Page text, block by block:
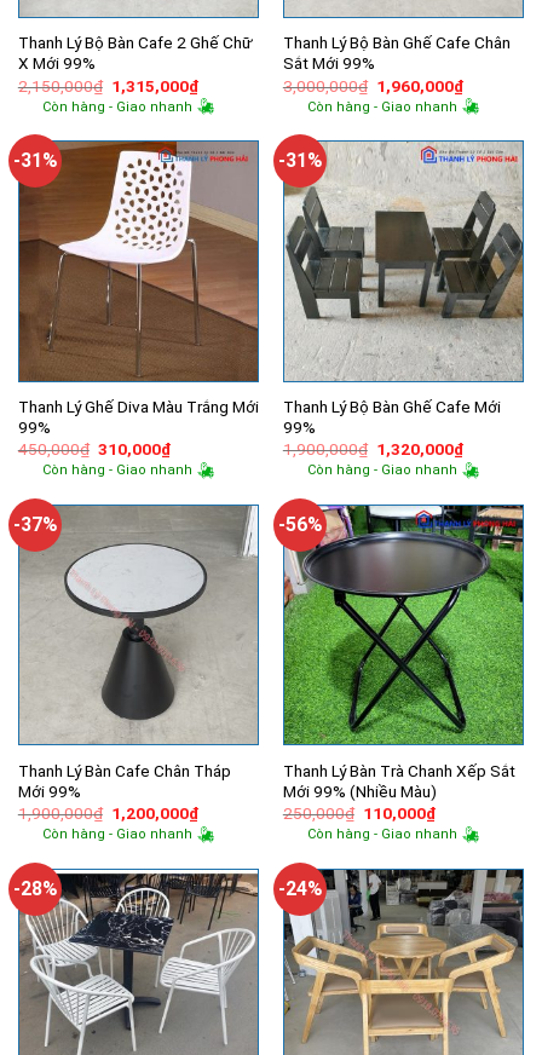
Thanh Lý Bộ Bàn Cafe 2 Ghế Chữ
X Mới 99%
2,150,000₫ Giá
gốc
là:
1,315,000₫Giá
hiện
tại
1,315,000₫.
Còn hàng - Giao nhanh
Thanh Lý Bộ Bàn Ghế Cafe Chân
Sắt Mới 99%
3,000,000₫ Giá
gốc
là:
1,960,000₫Giá
hiện
tại
Còn hàng - Giao nhanh
-31%
Thanh Lý Ghế Diva Màu Trắng Mới
99%
450,000₫ Giá
gốc
là:
310,000₫Giá
hiện
tại
310,000₫.
Còn hàng - Giao nhanh
-31%
Thanh Lý Bộ Bàn Ghế Cafe Mới
99%
1,900,000₫ Giá
gốc
là:
1,320,000₫Giá
hiện
tại
Còn hàng - Giao nhanh
-37%
Thanh Lý Bàn Cafe Chân Tháp
Mới 99%
1,900,000₫ Giá
gốc
là:
1,200,000₫Giá
hiện
tại
1,200,000₫.
Còn hàng - Giao nhanh
-56%
Thanh Lý Bàn Trà Chanh Xếp Sắt
Mới 99% (Nhiều Màu)
250,000₫ Giá
gốc
là:
110,000₫Giá
hiện
tại
110,000₫.
Còn hàng - Giao nhanh
-28% -24%